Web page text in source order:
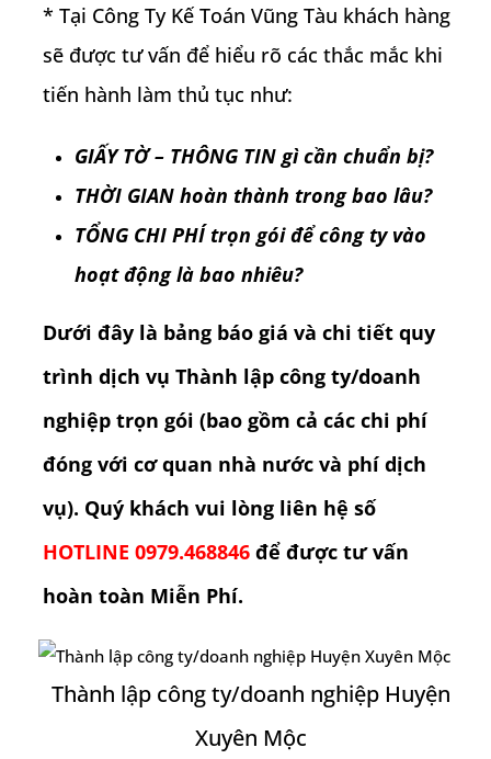
* Tại Công Ty Kế Toán Vũng Tàu khách hàng
sẽ được tư vấn để hiểu rõ các thắc mắc khi
tiến hành làm thủ tục như:
GIẤY TỜ – THÔNG TIN gì cần chuẩn bị?
THỜI GIAN hoàn thành trong bao lâu?
TỔNG CHI PHÍ trọn gói để công ty vào
hoạt động là bao nhiêu?
Dưới đây là bảng báo giá và chi tiết quy
trình dịch vụ Thành lập công ty/doanh
nghiệp trọn gói (bao gồm cả các chi phí
đóng với cơ quan nhà nước và phí dịch
vụ). Quý khách vui lòng liên hệ số
HOTLINE 0979.468846để được tư vấn
hoàn toàn Miễn Phí.
Thành lập công ty/doanh nghiệp Huyện
Xuyên Mộc